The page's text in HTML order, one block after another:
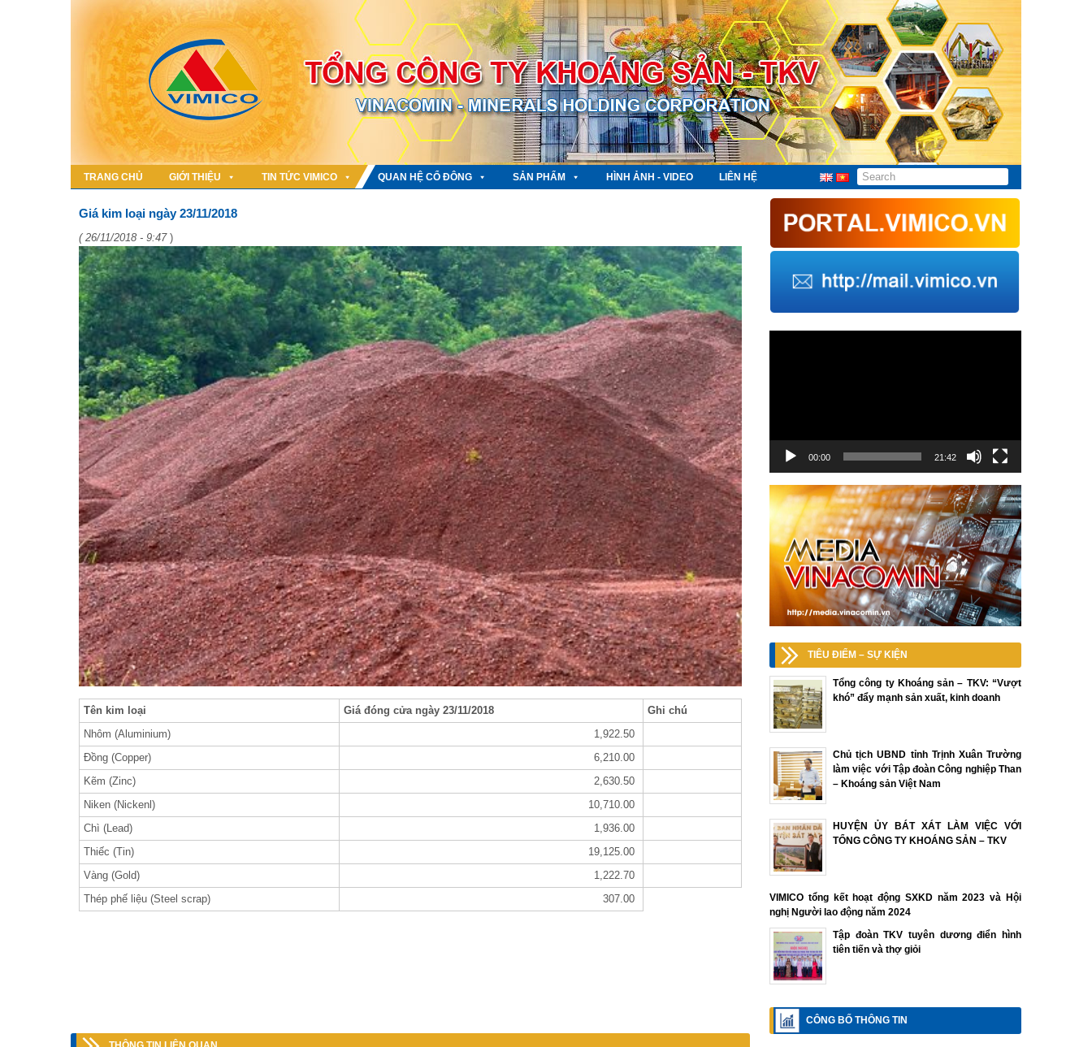
TRANG CHỦ GIỚI THIỆU TIN TỨC VIMICO QUAN HỆ CỔ ĐÔNG SẢN PHẨM HÌNH ẢNH - VIDEO LIÊN HỆ
Giá kim loại ngày 23/11/2018
( 26/11/2018 - 9:47)
Tên kim loại Giá đóng cửa ngày 23/11/2018
Ghi chú
Nhôm (Aluminium)
1,922.50
Đồng (Copper)
6,210.00
Kẽm (Zinc)
2,630.50
Niken (Nickenl)
10,710.00
Chì (Lead)
1,936.00
Thiếc (Tin)
19,125.00
Vàng (Gold)
1,222.70
Thép phế liệu (Steel scrap)
307.00
00:00 21:42
TIÊU ĐIỂM – SỰ KIỆN
Tổng công ty Khoáng sản – TKV: “Vượt
khó” đẩy mạnh sản xuất, kinh doanh
Chủ tịch UBND tỉnh Trịnh Xuân Trường
làm việc với Tập đoàn Công nghiệp Than
– Khoáng sản Việt Nam
HUYỆN ỦY BÁT XÁT LÀM VIỆC VỚI
TỔNG CÔNG TY KHOÁNG SẢN – TKV
VIMICO tổng kết hoạt động SXKD năm 2023 và Hội
nghị Người lao động năm 2024
Tập đoàn TKV tuyên dương điển hình
tiên tiến và thợ giỏi
CÔNG BỐ THÔNG TIN